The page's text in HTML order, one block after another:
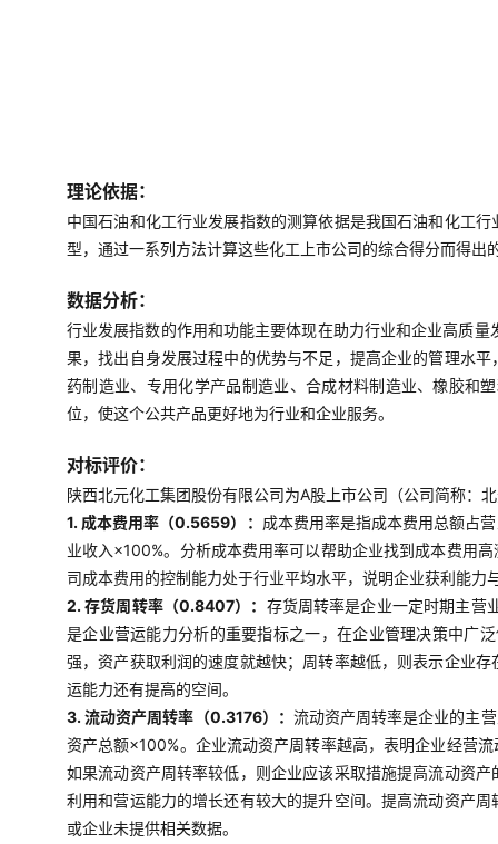
理论依据：
中国石油和化工行业发展指数的测算依据是我国石油和化工
型，通过一系列方法计算这些化工上市公司的综合得分而得
数据分析：
行业发展指数的作用和功能主要体现在助力行业和企业高质
果，找出自身发展过程中的优势与不足，提高企业的管理水
药制造业、专用化学产品制造业、合成材料制造业、橡胶和
位，使这个公共产品更好地为行业和企业服务。
对标评价：
陕西北元化工集团股份有限公司为A股上市公司（公司简称
1. 成本费用率（0.5659）： 成本费用率是指成本费用总额占
业收入×100%。分析成本费用率可以帮助企业找到成本费用
司成本费用的控制能力处于行业平均水平，说明企业获利能力
2. 存货周转率（0.8407）： 存货周转率是企业一定时期主营
是企业营运能力分析的重要指标之一，在企业管理决策中广
强，资产获取利润的速度就越快；周转率越低，则表示企业
运能力还有提高的空间。
3. 流动资产周转率（0.3176）： 流动资产周转率是企业的主
资产总额×100%。企业流动资产周转率越高，表明企业经营
如果流动资产周转率较低，则企业应该采取措施提高流动资
利用和营运能力的增长还有较大的提升空间。提高流动资产
或企业未提供相关数据。